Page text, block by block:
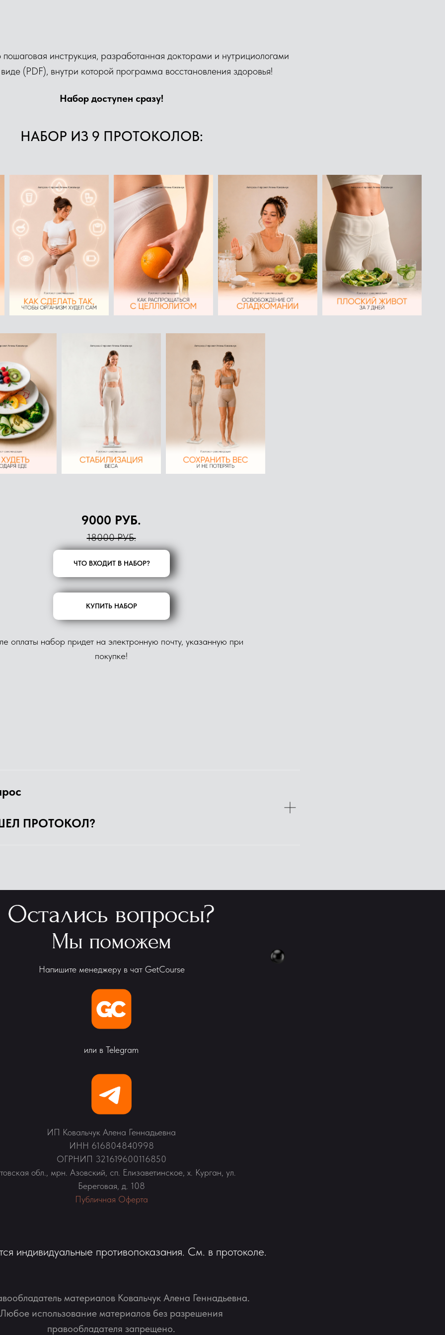
Набор доступен сразу!
пошаговая инструкция, разработанная докторами и нутрициологами
(PDF), внутри которой программа восстановления здоровья!
НАБОР ИЗ 9 ПРОТОКОЛОВ:
КУПИТЬ НАБОР
9000 РУБ.
оплаты набор придет на электронную почту, указанную при
покупке!
18000 РУБ.
ЧТО ВХОДИТ В НАБОР?
ПРОТОКОЛ?
Напишите менеджеру в чат GetCourse
или в Telegram
ИП Ковальчук Алена Геннадьевна
ИНН 616804840998
ОГРНИП 321619600116850
обл., мрн. Азовский, сп. Елизаветинское, х. Курган, ул.
Береговая, д. 108
Публичная Оферта
индивидуальные противопоказания. См. в протоколе.
материалов Ковальчук Алена Геннадьевна.
Любое использование материалов без разрешения
правообладателя запрещено.